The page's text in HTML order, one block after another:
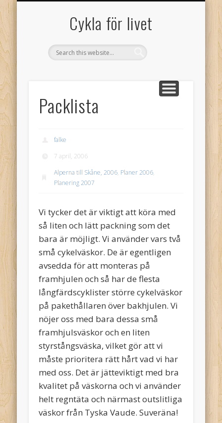
Cykla för livet
Packlista
falke
7 april, 2006
Alperna till Skåne, 2006, Planer 2006,
Planering 2007
Vi tycker det är viktigt att köra med
så liten och lätt packning som det
bara är möjligt. Vi använder vars två
små cykelväskor. De är egentligen
avsedda för att monteras på
framhjulen och så har de flesta
långfärdscyklister större cykelväskor
på pakethållaren över bakhjulen. Vi
nöjer oss med bara dessa små
framhjulsväskor och en liten
styrstångsväska, vilket gör att vi
måste prioritera rätt hårt vad vi har
med oss. Det är jätteviktigt med bra
kvalitet på väskorna och vi använder
helt regntäta och närmast outslitliga
väskor från Tyska Vaude. Suveräna!